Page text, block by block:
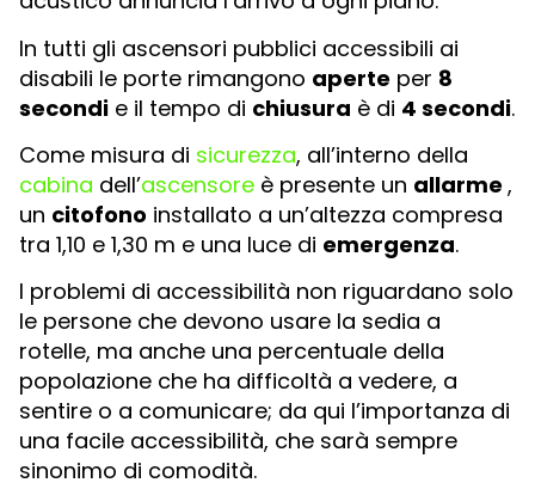
In tutti gli ascensori pubblici accessibili ai
disabili le porte rimangono aperte per 8
secondi e il tempo di chiusura è di 4 secondi.
Come misura di sicurezza, all’interno della
cabina dell’ascensore è presente un allarme ,
un citofono installato a un’altezza compresa
tra 1,10 e 1,30 m e una luce di emergenza.
I problemi di accessibilità non riguardano solo
le persone che devono usare la sedia a
rotelle, ma anche una percentuale della
popolazione che ha difficoltà a vedere, a
sentire o a comunicare; da qui l’importanza di
una facile accessibilità, che sarà sempre
sinonimo di comodità.